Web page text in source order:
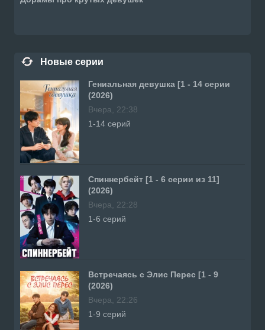
Новые серии
Гениальная девушка [1 - 14 серии
(2026)
Вчера, 22:38
1-14 серий
Спиннербейт [1 - 6 серии из 11]
(2026)
Вчера, 22:28
1-6 серий
Встречаясь с Элис Перес [1 - 9
(2026)
Вчера, 22:26
1-9 серий